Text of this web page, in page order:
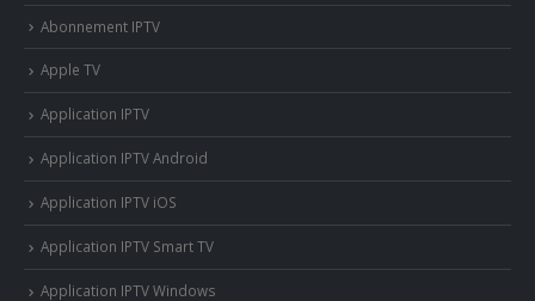
Abonnement IPTV
Apple TV
Application IPTV
Application IPTV Android
Application IPTV iOS
Application IPTV Smart TV
Application IPTV Windows